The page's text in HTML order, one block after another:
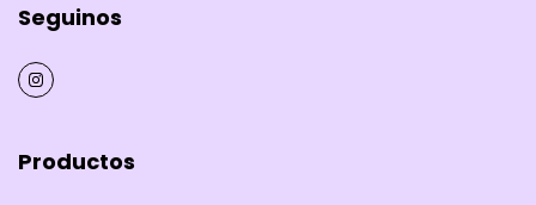
Seguinos
Productos